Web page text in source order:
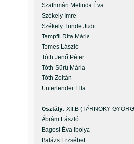
Szathmári Melinda Éva
Székely Imre
Székely Tünde Judit
Tempfli Rita Mária
Tomes László
Tóth Jenő Péter
Tóth-Sürü Mária
Tóth Zoltán
Unterlender Ella
Osztály: XII.B (TÁRNOKY
Ábrám László
Bagosi Éva Ibolya
Balázs Erzsébet